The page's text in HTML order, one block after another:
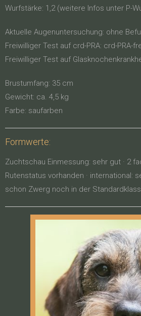
Wurfstärke: 1,2 (weitere Infos unter P-
Aktuelle Augenuntersuchung: ohne
Freiwilliger Test auf crd-PRA: crd-PRA-
Freiwilliger Test auf
Brustumfang: 35 cm
Gewicht: ca. 4,5 kg
Farbe: saufarben
Formwerte:
Zuchtschau Einmessung: sehr gut · 2
Rutenstatus vorhanden · international:
schon Zwerg noch in der